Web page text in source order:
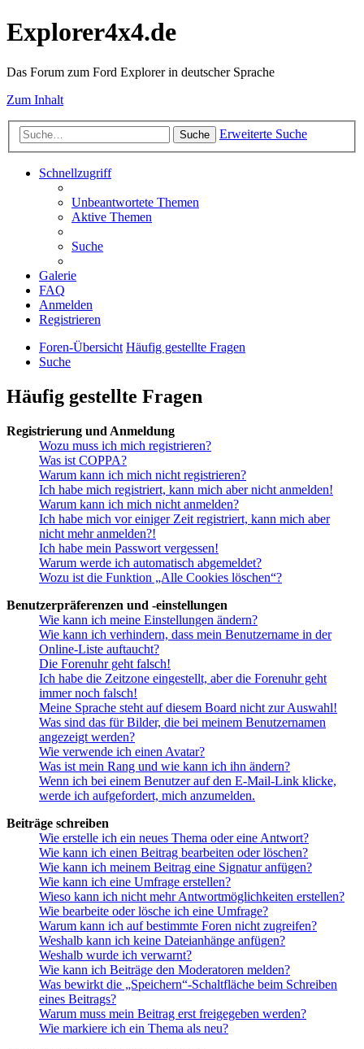
Explorer4x4.de
Das Forum zum Ford Explorer in deutscher Sprache
Zum Inhalt
Suche Erweiterte Suche
Schnellzugriff
Unbeantwortete Themen
Aktive Themen
Suche
Galerie
FAQ
Anmelden
Registrieren
Foren-Übersicht Häufig gestellte Fragen
Suche
Häufig gestellte Fragen
Registrierung und Anmeldung
Wozu muss ich mich registrieren?
Was ist COPPA?
Warum kann ich mich nicht registrieren?
Ich habe mich registriert, kann mich aber nicht anmelden!
Warum kann ich mich nicht anmelden?
Ich habe mich vor einiger Zeit registriert, kann mich aber
nicht mehr anmelden?!
Ich habe mein Passwort vergessen!
Warum werde ich automatisch abgemeldet?
Wozu ist die Funktion „Alle Cookies löschen“?
Benutzerpräferenzen und -einstellungen
Wie kann ich meine Einstellungen ändern?
Wie kann ich verhindern, dass mein Benutzername in der
Online-Liste auftaucht?
Die Forenuhr geht falsch!
Ich habe die Zeitzone eingestellt, aber die Forenuhr geht
immer noch falsch!
Meine Sprache steht auf diesem Board nicht zur Auswahl!
Was sind das für Bilder, die bei meinem Benutzernamen
angezeigt werden?
Wie verwende ich einen Avatar?
Was ist mein Rang und wie kann ich ihn ändern?
Wenn ich bei einem Benutzer auf den E-Mail-Link klicke,
werde ich aufgefordert, mich anzumelden.
Beiträge schreiben
Wie erstelle ich ein neues Thema oder eine Antwort?
Wie kann ich einen Beitrag bearbeiten oder löschen?
Wie kann ich meinem Beitrag eine Signatur anfügen?
Wie kann ich eine Umfrage erstellen?
Wieso kann ich nicht mehr Antwortmöglichkeiten erstellen?
Wie bearbeite oder lösche ich eine Umfrage?
Warum kann ich auf bestimmte Foren nicht zugreifen?
Weshalb kann ich keine Dateianhänge anfügen?
Weshalb wurde ich verwarnt?
Wie kann ich Beiträge den Moderatoren melden?
Was bewirkt die „Speichern“-Schaltfläche beim Schreiben
eines Beitrags?
Warum muss mein Beitrag erst freigegeben werden?
Wie markiere ich ein Thema als neu?